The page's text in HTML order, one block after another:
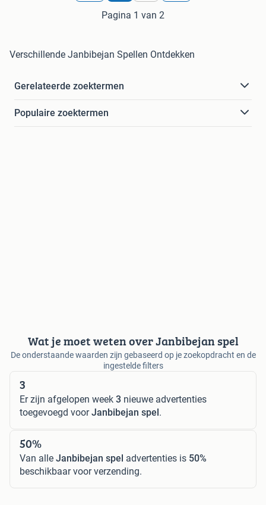
Pagina 1 van 2
Verschillende Janbibejan Spellen Ontdekken
Gerelateerde zoektermen
Populaire zoektermen
Wat je moet weten over Janbibejan spel
De onderstaande waarden zijn gebaseerd op je zoekopdracht en de
ingestelde filters
3
Er zijn afgelopen week 3 nieuwe advertenties
toegevoegd voorJanbibejan spel.
50%
Van alle Janbibejan spel advertenties is 50%
beschikbaar voor verzending.